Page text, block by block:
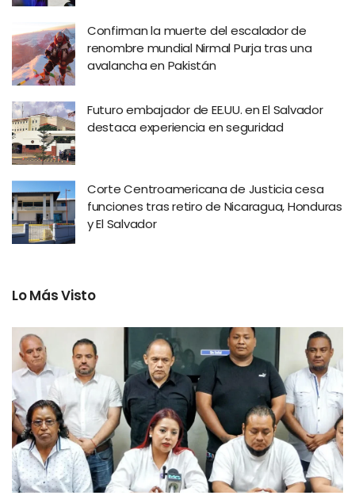
Confirman la muerte del escalador de
renombre mundial Nirmal Purja tras una
avalancha en Pakistán
Futuro embajador de EE.UU. en El Salvador
destaca experiencia en seguridad
Corte Centroamericana de Justicia cesa
funciones tras retiro de Nicaragua, Honduras
y El Salvador
Lo Más Visto